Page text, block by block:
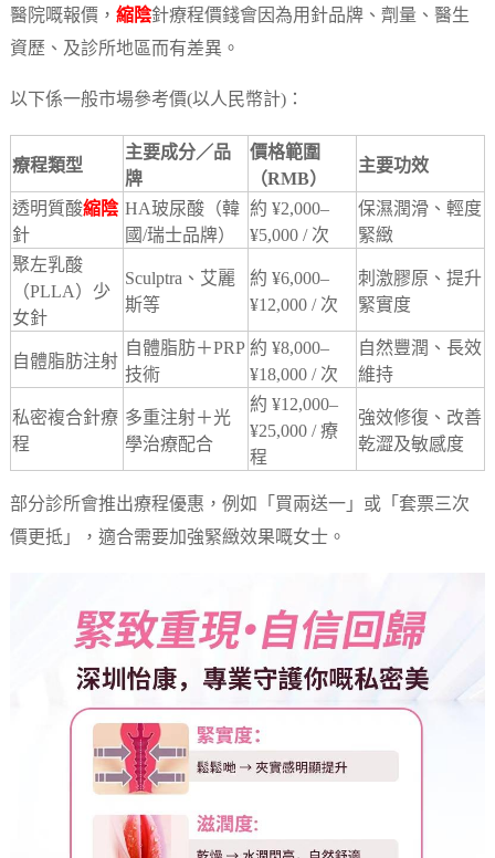
醫院嘅報價， 縮陰針療程價錢會因為用針品牌、劑量、醫生
資歷、及診所地區而有差異。
以下係一般市場參考價(以人民幣計)：
療程類型
主要成分／品
牌
價格範圍
（RMB）
主要功效
透明質酸縮陰
針
HA玻尿酸（韓
國/瑞士品牌）
約 ¥2,000–
¥5,000 / 次
保濕潤滑、輕度
緊緻
聚左乳酸
（PLLA）少
女針
Sculptra、艾麗
斯等
約 ¥6,000–
¥12,000 / 次
刺激膠原、提升
緊實度
自體脂肪注射
自體脂肪＋PRP
技術
約 ¥8,000–
¥18,000 / 次
自然豐潤、長效
維持
私密複合針療
程
多重注射＋光
學治療配合
約 ¥12,000–
¥25,000 / 療
程
強效修復、改善
乾澀及敏感度
部分診所會推出療程優惠，例如「買兩送一」或「套票三次
價更抵」，適合需要加強緊緻效果嘅女士。